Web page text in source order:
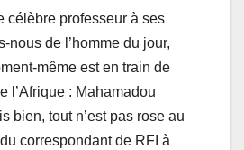
célèbre professeur à ses
nous de l’homme du jour,
même est en train de
l’Afrique : Mahamadou
bien, tout n’est pas rose au
correspondant de RFI à